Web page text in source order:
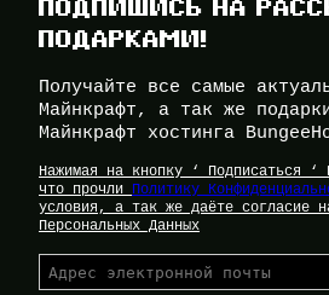
ПОДПИШИСЬ НА
ПОДАРКАМИ!
Получайте все самые
Майнкрафт, а так же
Майнкрафт хостинга
Нажимая на кнопку ‘ Подписаться ‘
что прочли Политику
условия, а так же даёте согласие
Персональных Данных